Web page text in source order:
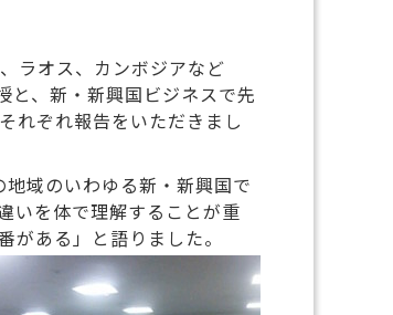
ラオス、カンボジアなど
と、新・新興国ビジネスで先
れぞれ報告をいただきまし
域のいわゆる新・新興国で
いを体で理解することが重
ある」と語りました。